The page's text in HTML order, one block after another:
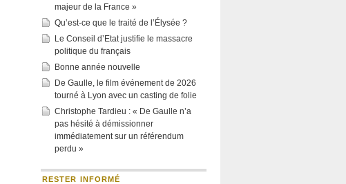
majeur de la France »
Qu’est-ce que le traité de l’Élysée ?
Le Conseil d’Etat justifie le massacre
politique du français
Bonne année nouvelle
De Gaulle, le film événement de 2026
tourné à Lyon avec un casting de folie
Christophe Tardieu : « De Gaulle n’a
pas hésité à démissionner
immédiatement sur un référendum
perdu »
RESTER INFORMÉ